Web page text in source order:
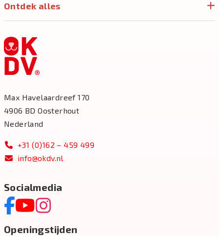
Ontdek alles
Max Havelaardreef 170
4906 BD Oosterhout
Nederland
+31 (0)162 – 459 499
info@okdv.nl
Socialmedia
Openingstijden